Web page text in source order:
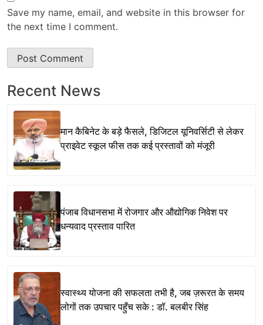
Save my name, email, and website in this browser for
the next time I comment.
Recent News
मान कैबिनेट के बड़े फैसले, डिजिटल यूनिवर्सिटी से लेकर
प्राइवेट स्कूल फीस तक कई प्रस्तावों को मंजूरी
पंजाब विधानसभा में रोजगार और औद्योगिक निवेश पर
धन्यवाद प्रस्ताव पारित
स्वास्थ्य योजना की सफलता तभी है, जब ज़रूरत के समय
लोगों तक उपचार पहुँच सके : डॉ. बलबीर सिंह